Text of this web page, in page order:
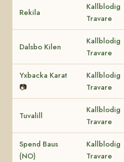
Rekila
Kallblodig
Travare
Dalsbo Kilen
Kallblodig
Travare
Yxbacka Karat
📷
Kallblodig
Travare
Tuvalill
Kallblodig
Travare
Spend Baus
(NO)
Kallblodig
Travare